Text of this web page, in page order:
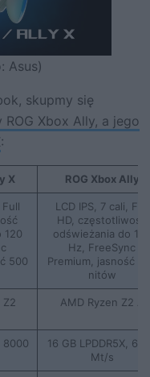
Asus)
skupmy się
Xbox Ally, a jego
:
X ROG Xbox Ally
Full
120
500
LCD IPS, 7 cali, Full
HD, częstotliwość
odświeżania do
Hz, FreeSync
Premium, jasność
nitów
Z2
AMD Ryzen Z2 A
8000
16 GB LPDDR5X,
Mt/s